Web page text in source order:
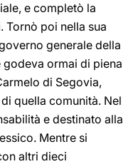
e completò la
Tornò poi nella sua
generale della
ormai di piena
di Segovia,
quella comunità. Nel
e destinato alla
Mentre si
altri dieci